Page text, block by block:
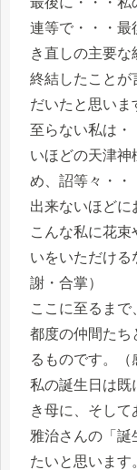
連等で・・・最
き直しの主要
終結したことが
だいたと思いま
至らない私は・
いほどの天津神
め、詔等々・・
出来ないほどに
こんな私に花
いをいただける
謝・合掌）
ここに至るま
都度の仲間たち
るものです。（
私の誕生日は既
き母に、そし
雅治さんの「誕
たいと思います